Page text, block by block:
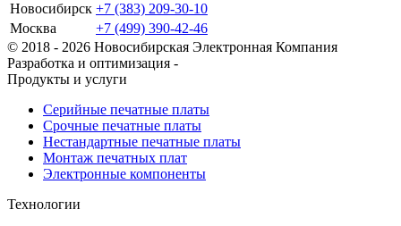
Новосибирск +7 (383) 209-30-10
Москва
+7 (499) 390-42-46
© 2018 - 2026 Новосибирская Электронная Компания
Разработка и оптимизация -
Продукты и услуги
Серийные печатные платы
Срочные печатные платы
Нестандартные печатные платы
Монтаж печатных плат
Электронные компоненты
Технологии